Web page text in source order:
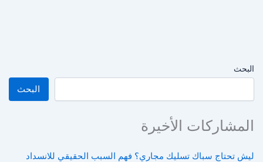
البحث
البحث
المشاركات الأخيرة
ليش تحتاج سباك تسليك مجاري؟ فهم السبب الحقيقي للانسداد